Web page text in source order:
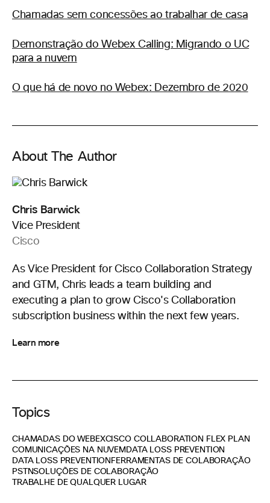
Chamadas sem concessões ao trabalhar de casa
Demonstração do Webex Calling: Migrando o UC
para a nuvem
O que há de novo no Webex: Dezembro de 2020
About The Author
Chris Barwick
Vice President
Cisco
As Vice President for Cisco Collaboration Strategy
and GTM, Chris leads a team building and
executing a plan to grow Cisco's Collaboration
subscription business within the next few years.
Learn more
Topics
CHAMADAS DO WEBEXCISCO COLLABORATION FLEX PLAN
COMUNICAÇÕES NA NUVEM DATA LOSS PREVENTION
DATA LOSS PREVENTION FERRAMENTAS DE COLABORAÇÃO
PSTNSOLUÇÕES DE COLABORAÇÃO
TRABALHE DE QUALQUER LUGAR